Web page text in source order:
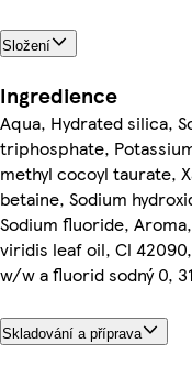
Složení
Ingredience
Aqua, Hydrated silica,
triphosphate,
methyl cocoyl taurate,
betaine, Sodium
Sodium fluoride,
viridis leaf oil, Cl
w/w a fluorid sodný 0,
Skladování a příprava